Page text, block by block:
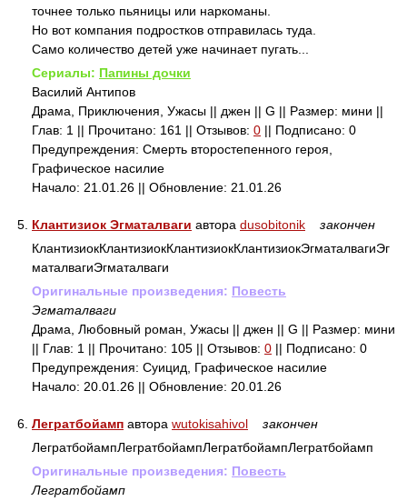
точнее только пьяницы или наркоманы.
Но вот компания подростков отправилась туда.
Само количество детей уже начинает пугать...
Сериалы: Папины дочки
Василий Антипов
Драма, Приключения, Ужасы || джен || G || Размер: мини ||
Глав: 1 || Прочитано: 161 || Отзывов: 0 || Подписано: 0
Предупреждения: Смерть второстепенного героя,
Графическое насилие
Начало: 21.01.26 || Обновление: 21.01.26
5. Клантизиок Эгматалваги автора dusobitonik
закончен
КлантизиокКлантизиокКлантизиокКлантизиокЭгматалвагиЭг
маталвагиЭгматалваги
Оригинальные произведения: Повесть
Эгматалваги
Драма, Любовный роман, Ужасы || джен || G || Размер: мини
|| Глав: 1 || Прочитано: 105 || Отзывов: 0 || Подписано: 0
Предупреждения: Суицид, Графическое насилие
Начало: 20.01.26 || Обновление: 20.01.26
6. Легратбойамп автора wutokisahivol
закончен
ЛегратбойампЛегратбойампЛегратбойампЛегратбойамп
Оригинальные произведения: Повесть
Легратбойамп